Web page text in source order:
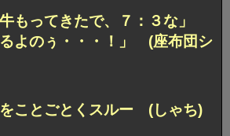
もってきたで、７：３な」
よのぅ・・・！」 (座布団シ
ことごとくスルー (しゃち)